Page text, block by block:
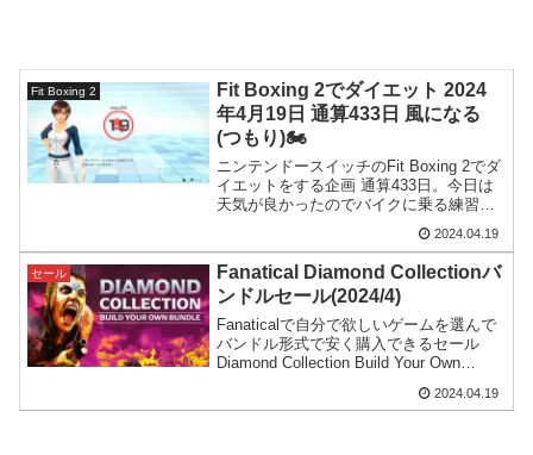
Fit Boxing 2
Fit Boxing 2でダイエット 2024
年4月19日 通算433日 風になる
(つもり)🏍️
ニンテンドースイッチのFit Boxing 2でダ
イエットをする企画 通算433日。今日は
天気が良かったのでバイクに乗る練習を
して風になってきました(自称)。
2024.04.19
セール
Fanatical Diamond Collectionバ
ンドルセール(2024/4)
Fanaticalで自分で欲しいゲームを選んで
バンドル形式で安く購入できるセール
Diamond Collection Build Your Own
ある定価が実態と異なる点に注意。2024.04.19